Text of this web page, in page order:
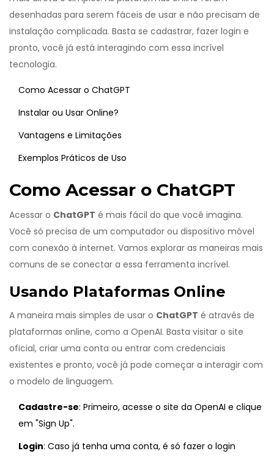
desenhadas para serem fáceis de usar e não precisam de
instalação complicada. Basta se cadastrar, fazer login e
pronto, você já está interagindo com essa incrível
tecnologia.
Como Acessar o ChatGPT
Instalar ou Usar Online?
Vantagens e Limitações
Exemplos Práticos de Uso
Como Acessar o ChatGPT
Acessar o ChatGPT é mais fácil do que você imagina.
Você só precisa de um computador ou dispositivo móvel
com conexão à internet. Vamos explorar as maneiras mais
comuns de se conectar a essa ferramenta incrível.
Usando Plataformas Online
A maneira mais simples de usar o ChatGPT é através de
plataformas online, como a OpenAI. Basta visitar o site
oficial, criar uma conta ou entrar com credenciais
existentes e pronto, você já pode começar a interagir com
o modelo de linguagem.
Cadastre-se: Primeiro, acesse o site da OpenAI e clique
em "Sign Up".
Login: Caso já tenha uma conta, é só fazer o login